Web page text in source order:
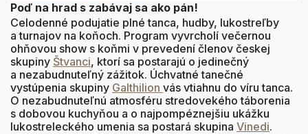
Poď na hrad s zabávaj sa ako pán!
Celodenné podujatie plné tanca, hudby, lukostreľby
a turnajov na koňoch. Program vyvrcholí večernou
ohňovou show s koňmi v prevedení členov českej
skupiny Štvanci, ktorí sa postarajú o jedinečný
a nezabudnuteľný zážitok. Úchvatné tanečné
vystúpenia skupiny Galthilion vás vtiahnu do víru tanca.
O nezabudnuteľnú atmosféru stredovekého táborenia
s dobovou kuchyňou a o najpompéznejšiu ukážku
lukostreleckého umenia sa postará skupina Vinedi.